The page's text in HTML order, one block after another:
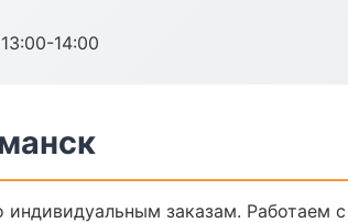
14:00
заказам. Работаем